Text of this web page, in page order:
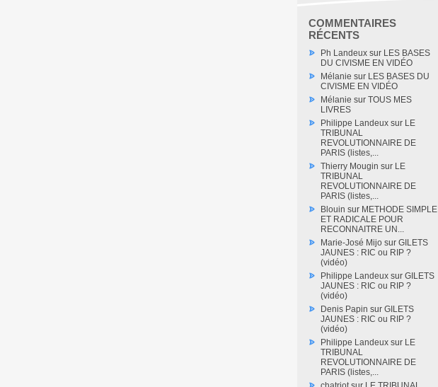
COMMENTAIRES
RÉCENTS
Ph Landeuxsur LES BASES
DU CIVISME EN VIDÉO
Mélanie sur LES BASES DU
CIVISME EN VIDÉO
Mélanie sur TOUS MES
LIVRES
Philippe Landeuxsur LE
TRIBUNAL
REVOLUTIONNAIRE DE
PARIS (listes,...
Thierry Mougin sur LE
TRIBUNAL
REVOLUTIONNAIRE DE
PARIS (listes,...
Blouin sur METHODE SIMPLE
ET RADICALE POUR
RECONNAITRE UN...
Marie-José Mijosur GILETS
JAUNES : RIC ou RIP ?
(vidéo)
Philippe Landeuxsur GILETS
JAUNES : RIC ou RIP ?
(vidéo)
Denis Papin sur GILETS
JAUNES : RIC ou RIP ?
(vidéo)
Philippe Landeuxsur LE
TRIBUNAL
REVOLUTIONNAIRE DE
PARIS (listes,...